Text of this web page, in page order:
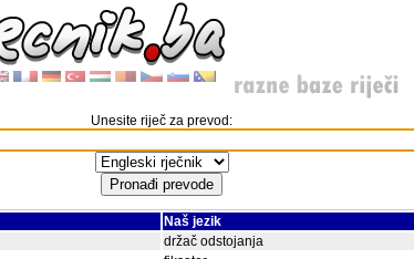
Unesite riječ za prevod:
Naš jezik
držač odstojanja